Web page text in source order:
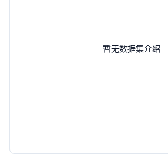
暂无数据集介绍